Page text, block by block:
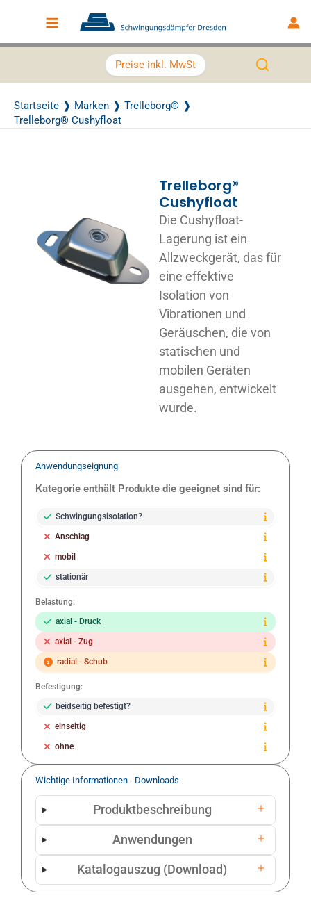
Main Menu
Preise inkl. MwSt
Startseite Marken
Trelleborg®
Trelleborg® Cushyfloat
Trelleborg®
Cushyfloat
Die Cushyfloat-
Lagerung ist ein
Allzweckgerät, das für
eine effektive
Isolation von
Vibrationen und
Geräuschen, die von
statischen und
mobilen Geräten
ausgehen, entwickelt
wurde.
Anwendungseignung
Kategorie enthält Produkte die geeignet sind für:
Schwingungsisolation?
Anschlag
mobil
stationär
Belastung:
axial - Druck
axial - Zug
radial - Schub
Befestigung:
beidseitig befestigt?
einseitig
ohne
Wichtige Informationen - Downloads
Produktbeschreibung
Anwendungen
Katalogauszug (Download)